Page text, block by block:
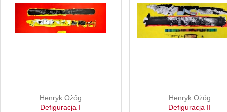
Henryk Ożóg
Defiguracja I
Henryk Ożóg
Defiguracja II